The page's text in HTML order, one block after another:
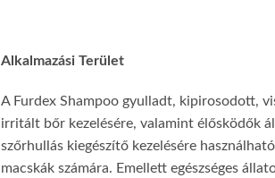
Alkalmazási Terület
A Furdex Shampoo gyulladt, kipirosodott,
irritált bőr kezelésére, valamint élősködők
szőrhullás kiegészítő kezelésére
macskák számára. Emellett egészséges